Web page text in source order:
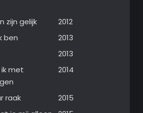
zijn gelijk
2012
ben
2013
2013
met
2014
raak
2015